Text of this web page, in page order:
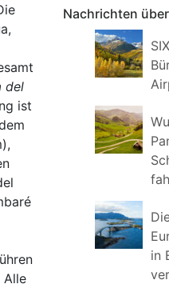
del
ist
Alle
Nachrichten
in